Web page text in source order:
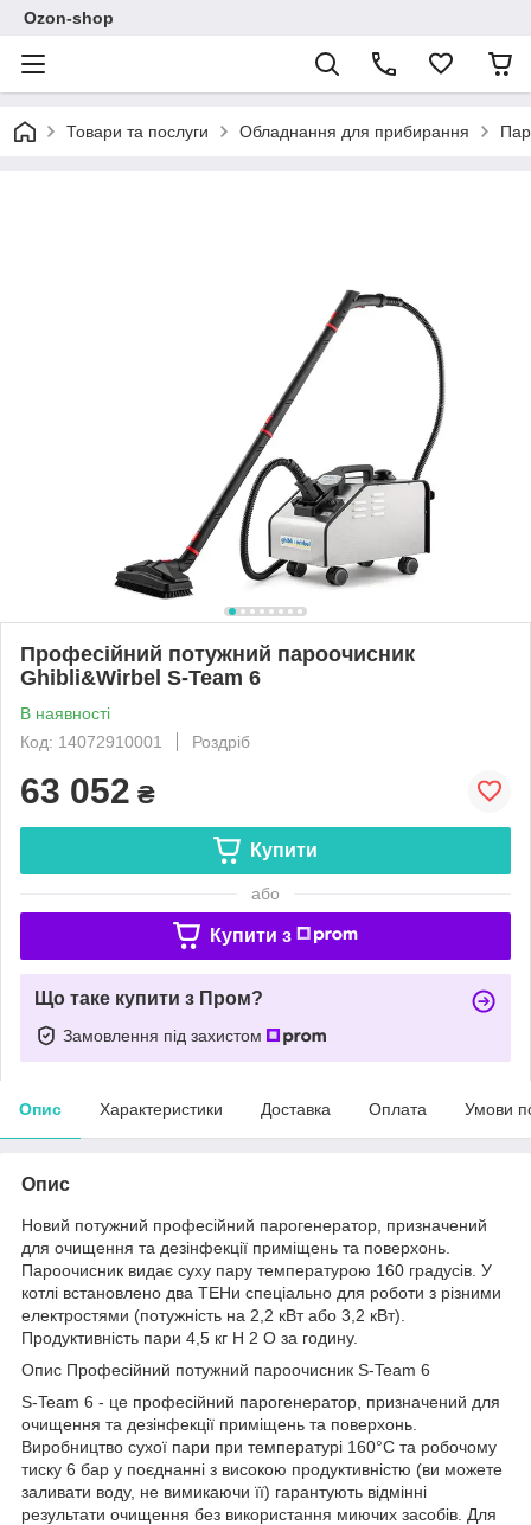
Ozon-shop
Товари та послуги Обладнання для прибирання
Професійний потужний пароочисник
Ghibli&Wirbel S-Team 6
В наявності
Код: 14072910001
Роздріб
63 052 ₴
Купити
або
Купити з
Що таке купити з Пром?
Замовлення під захистом
Опис Характеристики Доставка Оплата Умови
Опис
Новий потужний професійний парогенератор, призначений
для очищення та дезінфекції приміщень та поверхонь.
Пароочисник видає суху пару температурою 160 градусів. У
котлі встановлено два ТЕНи спеціально для роботи з різними
електростями (потужність на 2,2 кВт або 3,2 кВт).
Продуктивність пари 4,5 кг H 2 O за годину.
Опис Професійний потужний пароочисник S-Team 6
S-Team 6 - це професійний парогенератор, призначений для
очищення та дезінфекції приміщень та поверхонь.
Виробництво сухої пари при температурі 160°C та робочому
тиску 6 бар у поєднанні з високою продуктивністю (ви можете
заливати воду, не вимикаючи її) гарантують відмінні
результати очищення без використання миючих засобів. Для